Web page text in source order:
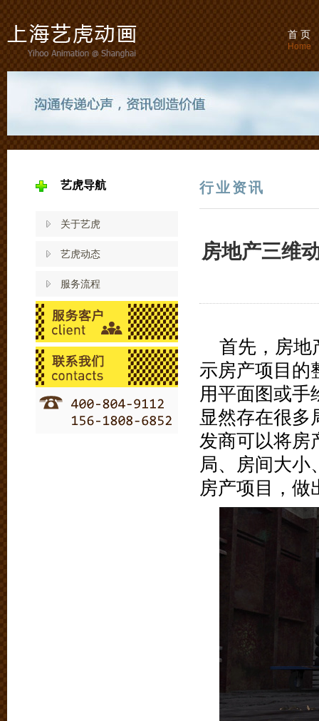
首 页
Home
艺虎导航
关于艺虎
艺虎动态
服务流程
行业资讯
房地产三维
首先，房地
示房产项目的
用平面图或手
显然存在很多
发商可以将房
局、房间大小
房产项目，做